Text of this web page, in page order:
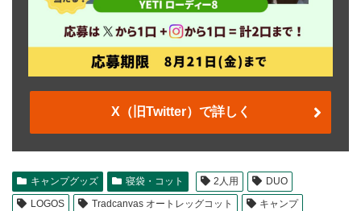
X（旧Twitter）で詳しく
キャンプグッズ 寝袋・コット 2人用
DUO
LOGOS
Tradcanvas オートレッグコット
キャンプ